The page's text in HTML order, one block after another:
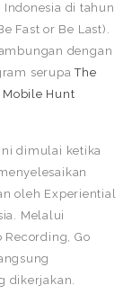
Indonesia di tahun
Fast or Be Last).
dengan
serupaThe
Mobile Hunt
dimulai ketika
oleh Experiential
Melalui
Recording, Go
dikerjakan.